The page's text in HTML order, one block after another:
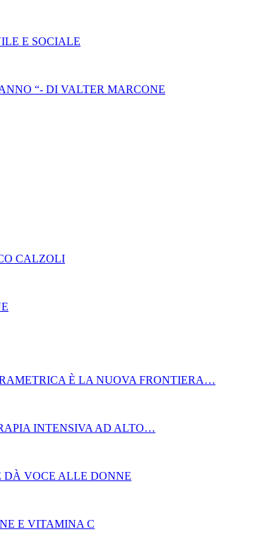
E SOCIALE
“- DI VALTER MARCONE
CALZOLI
È LA NUOVA FRONTIERA…
INTENSIVA AD ALTO…
DÀ VOCE ALLE DONNE
E VITAMINA C